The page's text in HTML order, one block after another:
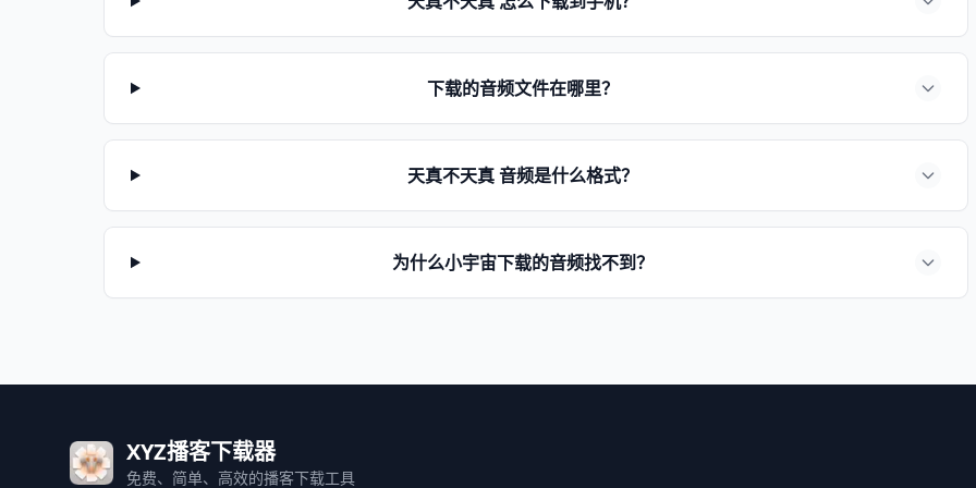
下载的音频文件在哪里？
天真不天真 音频是什么格式？
为什么小宇宙下载的音频找不到？
XYZ播客下载器
免费、简单、高效的播客下载工具